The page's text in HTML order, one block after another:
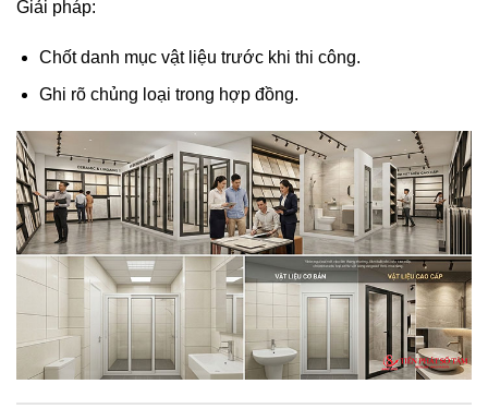
Giải pháp:
Chốt danh mục vật liệu trước khi thi công.
Ghi rõ chủng loại trong hợp đồng.